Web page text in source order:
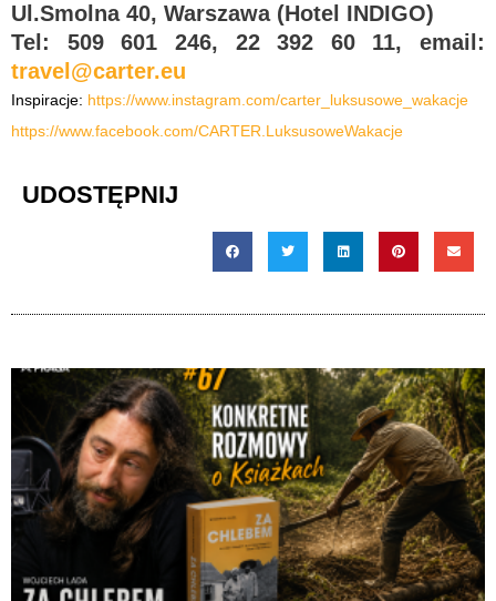
Ul.Smolna 40, Warszawa (Hotel INDIGO)
Tel: 509 601 246, 22 392 60 11, email:
travel@carter.eu
Inspiracje: https://www.instagram.com/carter_luksusowe_wakacje
https://www.facebook.com/CARTER.LuksusoweWakacje
UDOSTĘPNIJ